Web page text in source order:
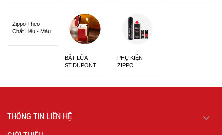
Zippo Theo
Chất Liệu - Màu
BẬT LỬA
ST.DUPONT
PHỤ KIỆN
ZIPPO
THÔNG TIN LIÊN HỆ